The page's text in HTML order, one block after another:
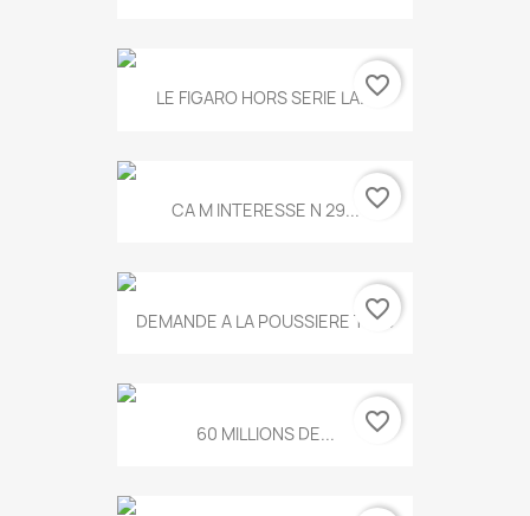
LE FIGARO HORS SERIE LA...favorite_border
CA M INTERESSE N 29... favorite_border
DEMANDE A LA POUSSIERE T.778
favorite_border
60 MILLIONS DE... favorite_border